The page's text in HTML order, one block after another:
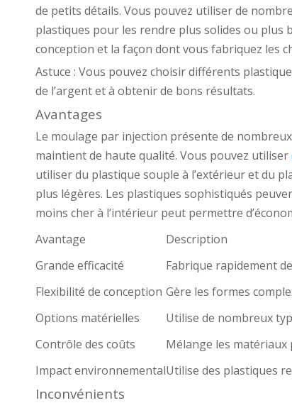
de petits détails. Vous pouvez utiliser de
plastiques pour les rendre plus solides ou plus
conception et la façon dont vous fabriquez les
Astuce : Vous pouvez choisir différents
de l’argent et à obtenir de bons résultats.
Avantages
Le moulage par injection présente de
maintient de haute qualité. Vous pouvez utiliser
utiliser du plastique souple à l’extérieur et du
plus légères. Les plastiques sophistiqués
moins cher à l’intérieur peut permettre
Avantage
Description
Grande efficacité
Fabrique rapidement
Flexibilité de conception Gère les formes
Options matérielles
Utilise de nombreux
Contrôle des coûts
Mélange les
Impact environnementalUtilise des plastiques
Inconvénients